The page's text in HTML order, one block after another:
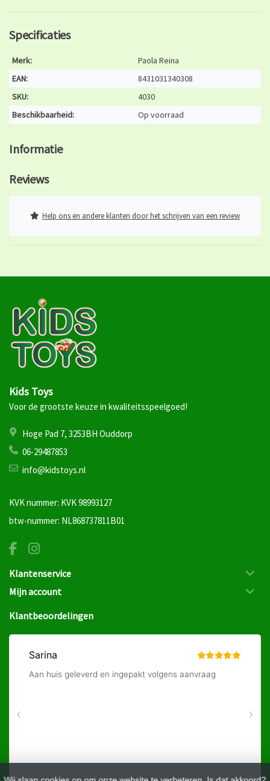
Specificaties
Merk:
Paola Reina
EAN:
8431031340308
SKU:
4030
Beschikbaarheid:
Op voorraad
Informatie
Reviews
Help ons en andere klanten door het schrijven van een review
Kids Toys
Voor de grootste keuze in kwaliteitsspeelgoed!
Hoge Pad 7, 3253BH Ouddorp
06-29487853
info@kidstoys.nl
KVK nummer: KVK 98993127
btw-nummer: NL868737811B01
Klantenservice
Mijn account
Klantbeoordelingen